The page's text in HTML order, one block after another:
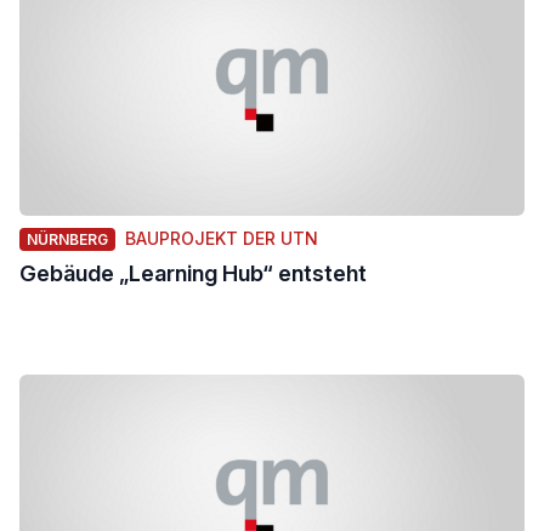
NÜRNBERG BAUPROJEKT DER UTN
Gebäude „Learning Hub“ entsteht